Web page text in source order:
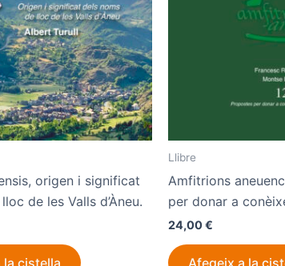
origen i significat
de les Valls d’Àneu.
la cistella
Llibre
Amfitrions
per donar a
24,00€
Afegeix a la